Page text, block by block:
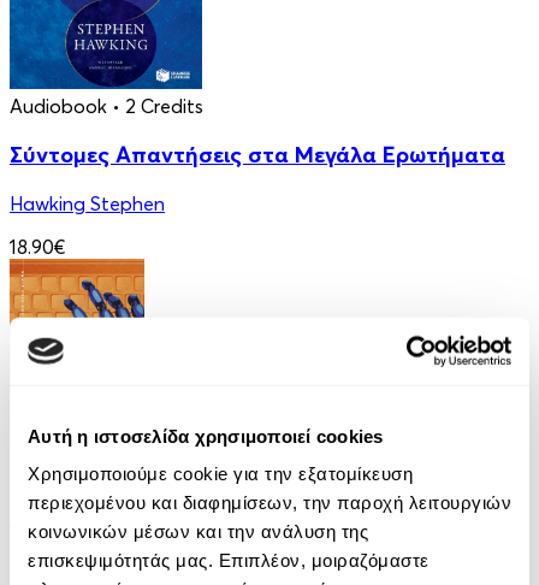
Αυτή η ιστοσελίδα χρησιμοποιεί cookies
Χρησιμοποιούμε cookie για την εξατομίκευση
περιεχομένου και διαφημίσεων, την παροχή λειτουργιών
κοινωνικών μέσων και την ανάλυση της
επισκεψιμότητάς μας. Επιπλέον, μοιραζόμαστε
Audiobook • 2 Credits
Σύντομες Απαντήσεις στα Μεγάλα Ερωτήματα
Hawking Stephen
18.90€
eBook
Μεταξύ ανθρώπου και μηχανής
Συλλογικό έργο